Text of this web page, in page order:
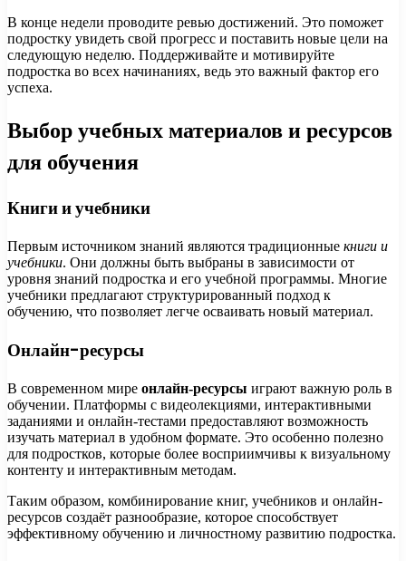
В конце недели проводите ревью достижений. Это поможет
подростку увидеть свой прогресс и поставить новые цели на
следующую неделю. Поддерживайте и мотивируйте
подростка во всех начинаниях, ведь это важный фактор его
успеха.
Выбор учебных материалов и ресурсов
для обучения
Книги и учебники
Первым источником знаний являются традиционные книги и
учебники. Они должны быть выбраны в зависимости от
уровня знаний подростка и его учебной программы. Многие
учебники предлагают структурированный подход к
обучению, что позволяет легче осваивать новый материал.
Онлайн-ресурсы
В современном мире онлайн-ресурсы играют важную роль в
обучении. Платформы с видеолекциями, интерактивными
заданиями и онлайн-тестами предоставляют возможность
изучать материал в удобном формате. Это особенно полезно
для подростков, которые более восприимчивы к визуальному
контенту и интерактивным методам.
Таким образом, комбинирование книг, учебников и онлайн-
ресурсов создаёт разнообразие, которое способствует
эффективному обучению и личностному развитию подростка.